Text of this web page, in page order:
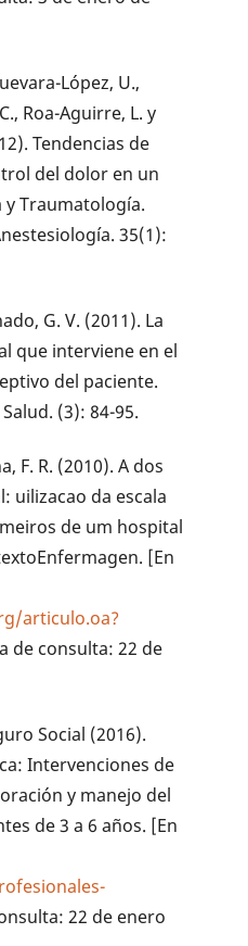
López, U.,
Roa-Aguirre, L. y
Tendencias de
del dolor en un
Traumatología.
35(1):
G. V. (2011). La
que interviene en el
del paciente.
(3): 84-95.
F. R. (2010). A dos
uilizacao da escala
de um hospital
[En
articulo.oa?
de consulta: 22 de
Social (2016).
Intervenciones de
y manejo del
de 3 a 6 años. [En
22 de enero